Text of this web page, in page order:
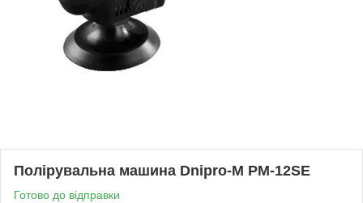
Полірувальна машина Dnipro-M PM-12SE
Готово до відправки